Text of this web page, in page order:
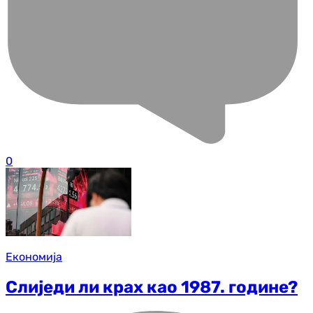
0
Економија
Слиједи ли крах као 1987. године?